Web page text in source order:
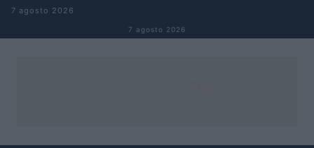
Pular para o conteúdo
7 agosto 2026
7 agosto 2026